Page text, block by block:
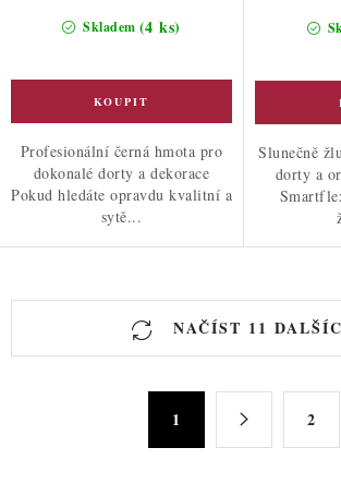
Skladem (4 ks)
Profesionální černá hmota pro
dokonalé dorty a dekorace
Pokud hledáte opravdu kvalitní a
sytě...
Slunečně
dorty a
O
l
NAČÍST 11
1 2